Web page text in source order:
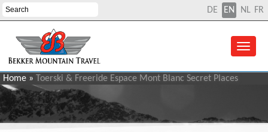
DE EN FR
NL
Home » Toerski & Freeride Espace Mont Blanc Secret Places